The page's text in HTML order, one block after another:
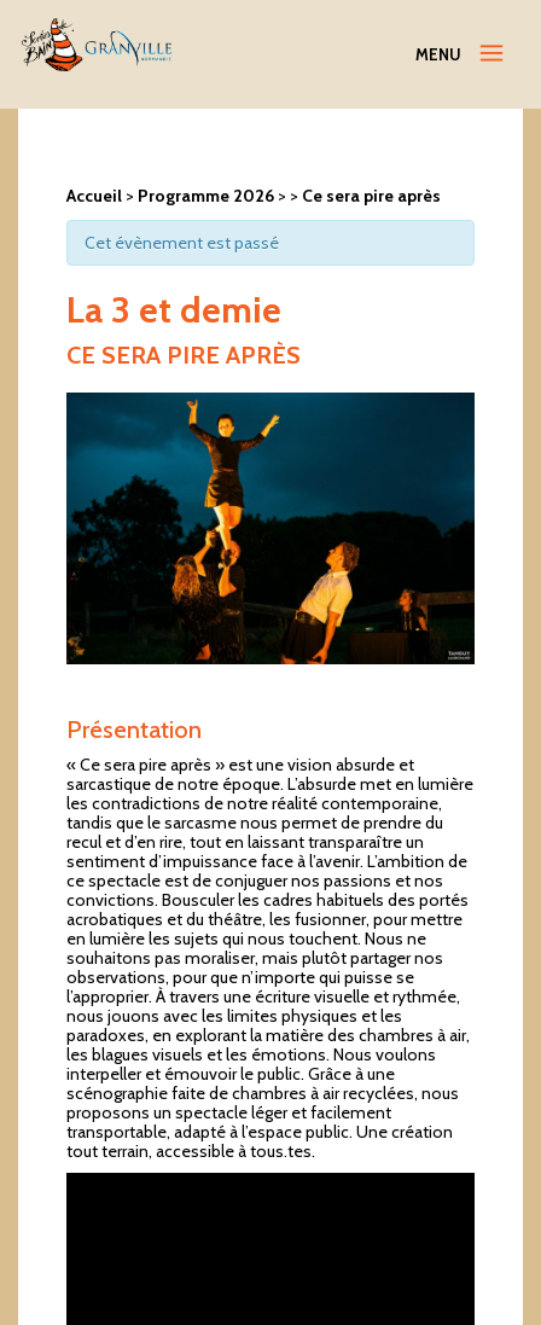
Menu
MENU
Accueil > Programme 2026 > > Ce sera pire après
Cet évènement est passé
La 3 et demie
CE SERA PIRE APRÈS
Présentation
« Ce sera pire après » est une vision absurde et
sarcastique de notre époque. L’absurde met en lumière
les contradictions de notre réalité contemporaine,
tandis que le sarcasme nous permet de prendre du
recul et d’en rire, tout en laissant transparaître un
sentiment d’impuissance face à l’avenir. L’ambition de
ce spectacle est de conjuguer nos passions et nos
convictions. Bousculer les cadres habituels des portés
acrobatiques et du théâtre, les fusionner, pour mettre
en lumière les sujets qui nous touchent. Nous ne
souhaitons pas moraliser, mais plutôt partager nos
observations, pour que n’importe qui puisse se
l’approprier. À travers une écriture visuelle et rythmée,
nous jouons avec les limites physiques et les
paradoxes, en explorant la matière des chambres à air,
les blagues visuels et les émotions. Nous voulons
interpeller et émouvoir le public. Grâce à une
scénographie faite de chambres à air recyclées, nous
proposons un spectacle léger et facilement
transportable, adapté à l’espace public. Une création
tout terrain, accessible à tous.tes.